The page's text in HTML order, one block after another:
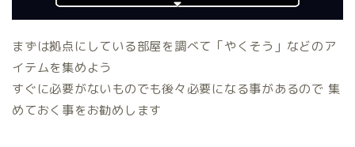
まずは拠点にしている部屋を調べて「やくそう」などのア
イテムを集めよう
すぐに必要がないものでも後々必要になる事があるので 集
めておく事をお勧めします